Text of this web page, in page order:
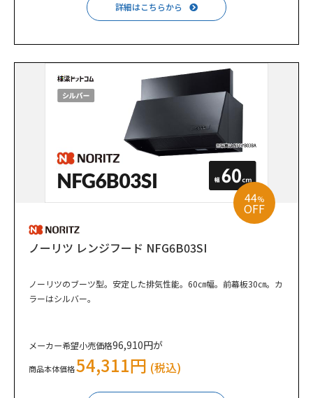
詳細はこちらから
44%
OFF
ノーリツ レンジフード NFG6B03SI
ノーリツのブーツ型。安定した排気性能。60㎝幅。前幕板30㎝。カ
ラーはシルバー。
メーカー希望小売価格96,910円が
商品本体価格54,311円 (税込)